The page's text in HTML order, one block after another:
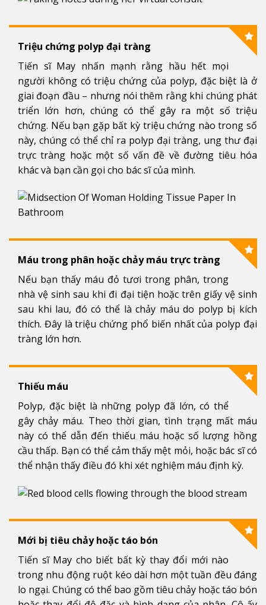
Triệu chứng polyp đại tràng
Tiến sĩ May nhấn mạnh rằng hầu hết mọi
người không có triệu chứng của polyp, đặc biệt là ở
giai đoạn đầu – nhưng nói thêm rằng khi chúng phát
triển lớn hơn, chúng có thể gây ra một số triệu
chứng. Nếu bạn gặp bất kỳ triệu chứng nào trong số
này, chúng có thể chỉ ra polyp đại tràng, ung thư đại
trực tràng hoặc một số vấn đề về đường tiêu hóa
khác và bạn cần gọi cho bác sĩ của mình.
Máu trong phân hoặc chảy máu trực tràng
Nếu bạn thấy máu đỏ tươi trong phân, trong
nhà vệ sinh sau khi đi đại tiện hoặc trên giấy vệ sinh
sau khi lau, đó có thể là chảy máu do polyp bị kích
thích. Đây là triệu chứng phổ biến nhất của polyp đại
tràng lớn hơn.
Thiếu máu
Polyp, đặc biệt là những polyp đã lớn, có thể
gây chảy máu. Theo thời gian, tình trạng mất máu
này có thể dẫn đến thiếu máu hoặc số lượng hồng
cầu thấp. Bạn có thể cảm thấy mệt mỏi, hoặc bác sĩ có
thể nhận thấy điều đó khi xét nghiệm máu định kỳ.
Mới bị tiêu chảy hoặc táo bón
Tiến sĩ May cho biết bất kỳ thay đổi mới nào
trong nhu động ruột kéo dài hơn một tuần đều đáng
lo ngại. Chúng có thể bao gồm tiêu chảy hoặc táo bón